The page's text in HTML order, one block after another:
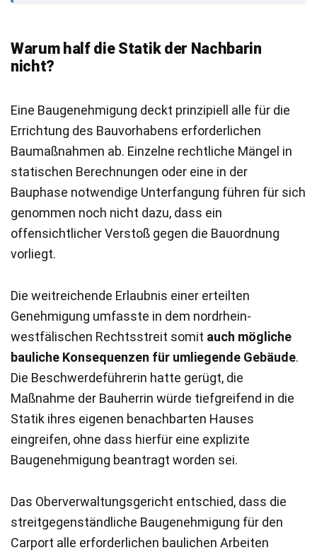
Warum half die Statik der Nachbarin
nicht?
Eine Baugenehmigung deckt prinzipiell alle für die
Errichtung des Bauvorhabens erforderlichen
Baumaßnahmen ab. Einzelne rechtliche Mängel in
statischen Berechnungen oder eine in der
Bauphase notwendige Unterfangung führen für sich
genommen noch nicht dazu, dass ein
offensichtlicher Verstoß gegen die Bauordnung
vorliegt.
Die weitreichende Erlaubnis einer erteilten
Genehmigung umfasste in dem nordrhein-
westfälischen Rechtsstreit somit auch mögliche
bauliche Konsequenzen für umliegende Gebäude.
Die Beschwerdeführerin hatte gerügt, die
Maßnahme der Bauherrin würde tiefgreifend in die
Statik ihres eigenen benachbarten Hauses
eingreifen, ohne dass hierfür eine explizite
Baugenehmigung beantragt worden sei.
Das Oberverwaltungsgericht entschied, dass die
streitgegenständliche Baugenehmigung für den
Carport alle erforderlichen baulichen Arbeiten